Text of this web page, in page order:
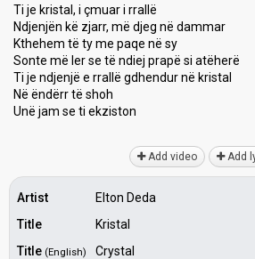
Ti je kristal, i çmuar i rrallë
Ndjenjën kë zjarr, më djeg në dammar
Kthehem të ty me paqe në sy
Sonte më ler se të ndiej prapë si atëherë
Ti je ndjenjë e rrallë gdhendur në kristal
Në ëndërr të shoh
Unë jаm se ti ekziѕton
Add video Add
Artist
Elton Deda
Title
Kristal
Title (English)
Crystal